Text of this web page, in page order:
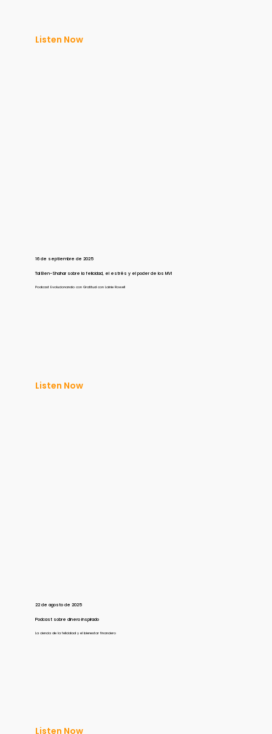
Listen Now
16 de septiembre de 2025
Tal Ben-Shahar sobre la felicidad, el estrés y el poder de los MVI
Podcast Evolucionando con Gratitud con Lainie Rowell
Listen Now
22 de agosto de 2025
Podcast sobre dinero inspirado
La ciencia de la felicidad y el bienestar financiero
Listen Now